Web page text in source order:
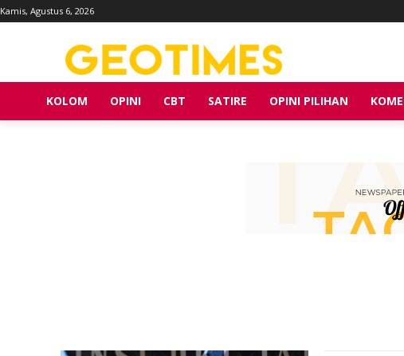
Kamis, Agustus 6, 2026
KOLOM OPINI CBT SATIRE OPINI PILIHAN